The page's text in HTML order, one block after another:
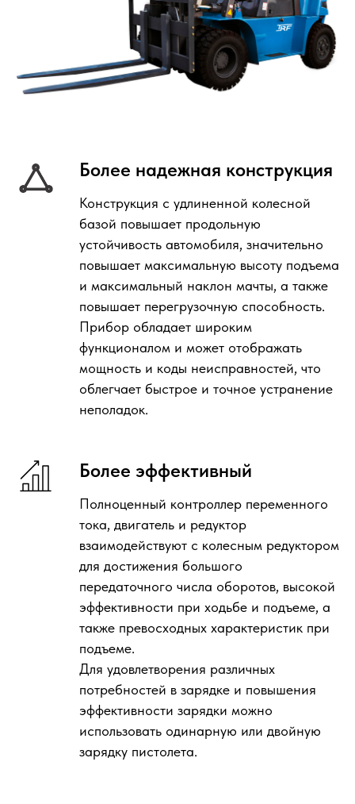
Более надежная конструкция
Конструкция с удлиненной колесной
базой повышает продольную
устойчивость автомобиля, значительно
повышает максимальную высоту подъема
и максимальный наклон мачты, а также
повышает перегрузочную способность.
Прибор обладает широким
функционалом и может отображать
мощность и коды неисправностей, что
облегчает быстрое и точное устранение
неполадок.
Более эффективный
Полноценный контроллер переменного
тока, двигатель и редуктор
взаимодействуют с колесным редуктором
для достижения большого
передаточного числа оборотов, высокой
эффективности при ходьбе и подъеме, а
также превосходных характеристик при
подъеме.
Для удовлетворения различных
потребностей в зарядке и повышения
эффективности зарядки можно
использовать одинарную или двойную
зарядку пистолета.